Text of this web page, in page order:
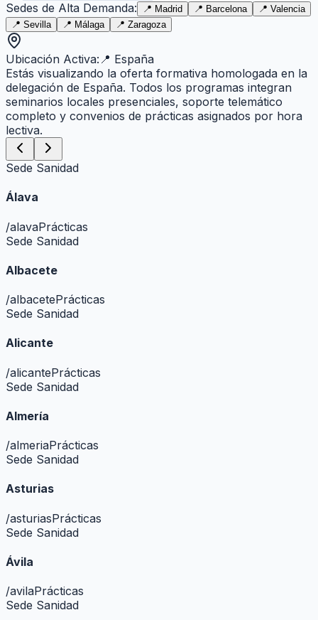
Sedes de Alta Demanda: 📍 Madrid 📍 Barcelona 📍 Valencia
📍 Sevilla 📍 Málaga 📍 Zaragoza
Ubicación Activa: 📍 España
Estás visualizando la oferta formativa homologada en la
delegación de España. Todos los programas integran
seminarios locales presenciales, soporte telemático
completo y convenios de prácticas asignados por hora
lectiva.
Sede Sanidad
Álava
/alavaPrácticas
Sede Sanidad
Albacete
/albacetePrácticas
Sede Sanidad
Alicante
/alicantePrácticas
Sede Sanidad
Almería
/almeriaPrácticas
Sede Sanidad
Asturias
/asturiasPrácticas
Sede Sanidad
Ávila
/avilaPrácticas
Sede Sanidad